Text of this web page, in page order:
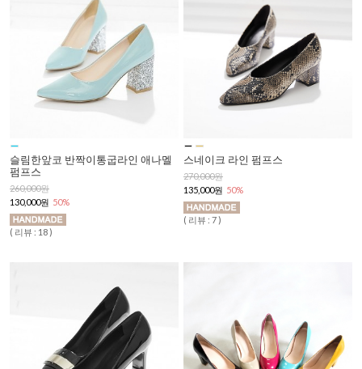
슬림한앞코 반짝이통굽라인 애나멜
펌프스
260,000원
130,000원 50%
( 리뷰 : 18 )
스네이크 라인 펌프스
270,000원
135,000원 50%
( 리뷰 : 7 )